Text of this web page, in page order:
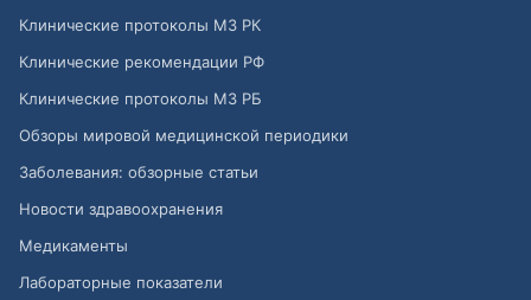
Клинические протоколы МЗ РК
Клинические рекомендации РФ
Клинические протоколы МЗ РБ
Обзоры мировой медицинской периодики
Заболевания: обзорные статьи
Новости здравоохранения
Медикаменты
Лабораторные показатели